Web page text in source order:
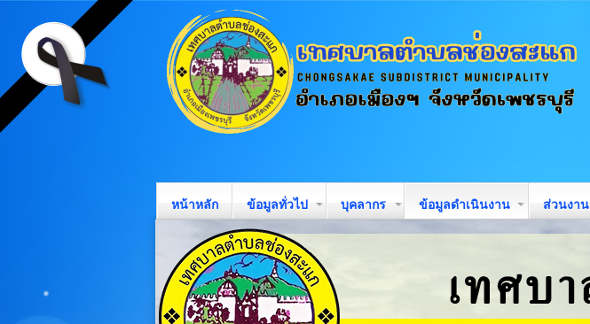
หน้าหลัก ข้อมูลทั่วไป บุคลากร ข้อมูลดำเนินงาน ส่วนงาน